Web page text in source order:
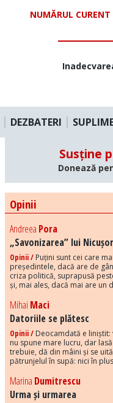
NUMĂRUL CURENT
DEZBATERI
Susține
Donează
Opinii
Andreea Pora
„Savonizarea” lui
Opinii / Puțini sunt cei care
președintele, dacă are de
criza politică, suprapusă
și, mai ales, dacă mai are un
Mihai Maci
Datoriile se plătesc
Opinii / Deocamdată e
nu spune mare lucru, dar
trebuie, dă din mâini și se
pătrunjelul în supă: nici în
Marina Dumitrescu
Urma și urmarea